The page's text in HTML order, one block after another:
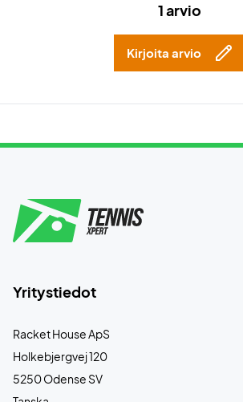
1 arvio
Kirjoita arvio
Yritystiedot
Racket House ApS
Holkebjergvej 120
5250 Odense SV